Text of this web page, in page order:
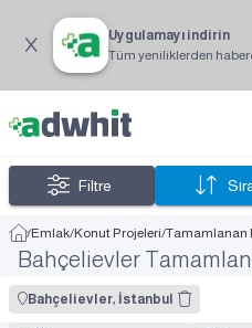
Uygulamayı indirin
Tüm yeniliklerden
Filtre
/Emlak/Konut Projeleri/Tamamlanan
Bahçelievler
Bahçelievler, İstanbul